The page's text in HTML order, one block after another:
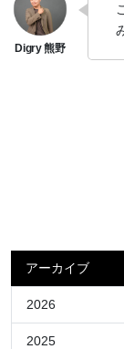
アーカイブ
2026
2025